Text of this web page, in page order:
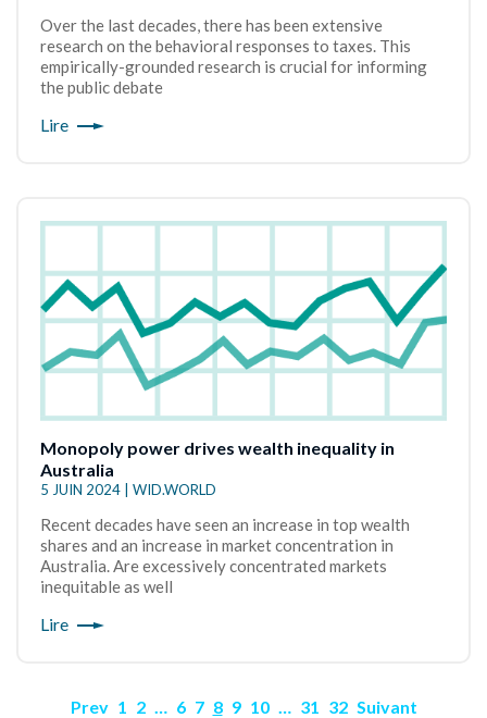
Over the last decades, there has been extensive
research on the behavioral responses to taxes. This
empirically-grounded research is crucial for informing
the public debate
Lire
Monopoly power drives wealth inequality in
Australia
5 JUIN 2024 | WID.WORLD
Recent decades have seen an increase in top wealth
shares and an increase in market concentration in
Australia. Are excessively concentrated markets
inequitable as well
Lire
Prev 1 2 … 6 7 8 9 10 … 31 32 Suivant